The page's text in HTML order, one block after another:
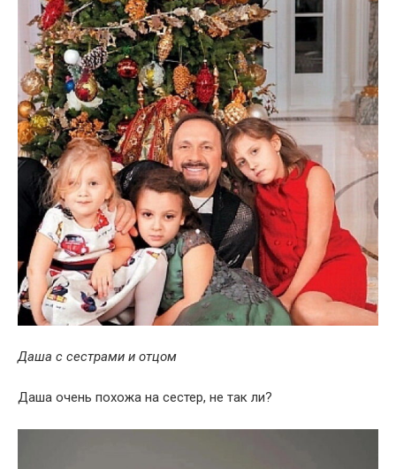
Даша с сестрами и отцом
Даша очень похожа на сестер, не так ли?